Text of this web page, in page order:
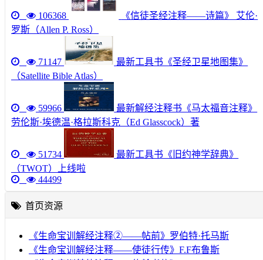
106368
《信徒圣经注释——诗篇》 艾伦·
罗斯（Allen P. Ross）
71147
最新工具书《圣经卫星地图集》
（Satellite Bible Atlas）
59966
最新解经注释书《马太福音注释》
劳伦斯·埃德温·格拉斯科克（Ed Glasscock）著
51734
最新工具书《旧约神学辞典》
（TWOT）上线啦
44499
首页资源
《生命宝训解经注释②——帖前》罗伯特·托马斯
《生命宝训解经注释——使徒行传》F.F布鲁斯